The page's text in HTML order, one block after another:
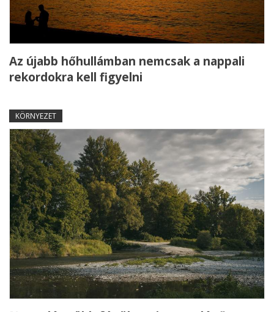
Az újabb hőhullámban nemcsak a nappali
rekordokra kell figyelni
KÖRNYEZET